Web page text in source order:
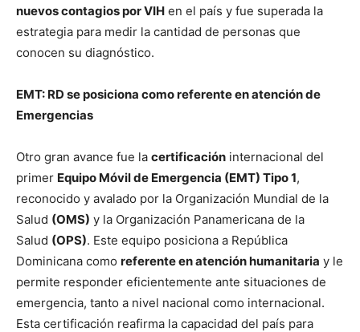
nuevos contagios por VIH en el país y fue superada la
estrategia para medir la cantidad de personas que
conocen su diagnóstico.
EMT: RD se posiciona como referente en atención de
Emergencias
Otro gran avance fue la certificación internacional del
primer Equipo Móvil de Emergencia (EMT) Tipo 1,
reconocido y avalado por la Organización Mundial de la
Salud (OMS) y la Organización Panamericana de la
Salud (OPS). Este equipo posiciona a República
Dominicana como referente en atención humanitaria y le
permite responder eficientemente ante situaciones de
emergencia, tanto a nivel nacional como internacional.
Esta certificación reafirma la capacidad del país para